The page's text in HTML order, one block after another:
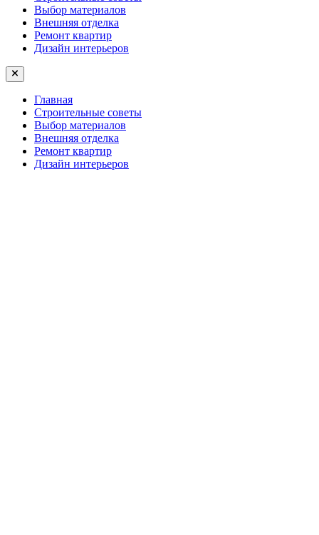
Выбор материалов
Внешняя отделка
Ремонт квартир
Дизайн интерьеров
Главная
Строительные советы
Выбор материалов
Внешняя отделка
Ремонт квартир
Дизайн интерьеров